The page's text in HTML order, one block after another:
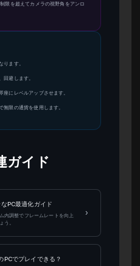
限を超えてカメラの視野角をアンロ
ります。
回避します。
座にレベルアップさせます。
無限の通貨を使用します。
ガイド
PC最適化ガイド
内調整でフレームレートを向上
う。
›
PCでプレイできる？